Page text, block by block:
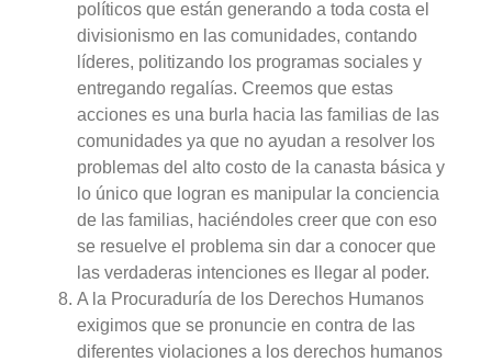
políticos que están generando a toda costa el
divisionismo en las comunidades, contando
líderes, politizando los programas sociales y
entregando regalías. Creemos que estas
acciones es una burla hacia las familias de las
comunidades ya que no ayudan a resolver los
problemas del alto costo de la canasta básica y
lo único que logran es manipular la conciencia
de las familias, haciéndoles creer que con eso
se resuelve el problema sin dar a conocer que
las verdaderas intenciones es llegar al poder.
A la Procuraduría de los Derechos Humanos
exigimos que se pronuncie en contra de las
diferentes violaciones a los derechos humanos